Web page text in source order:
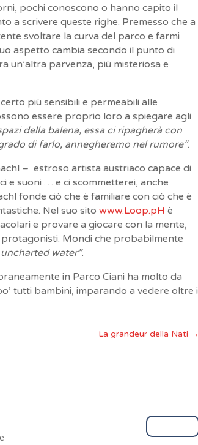
pochi conoscono o hanno capito il
a scrivere queste righe. Premesso che a
svoltare la curva del parco e farmi
aspetto cambia secondo il punto di
un’altra parvenza, più misteriosa e
più sensibili e permeabili alle
essere proprio loro a spiegare agli
della balena, essa ci ripagherà con
di farlo, annegheremo nel rumore”.
– estroso artista austriaco capace di
e suoni … e ci scommetterei, anche
fonde ciò che è familiare con ciò che è
Nel suo sitowww.Loop.pH è
e provare a giocare con la mente,
Mondi che probabilmente
water”.
in Parco Ciani ha molto da
tutti bambini, imparando a vedere oltre i
La grandeur della Nati →